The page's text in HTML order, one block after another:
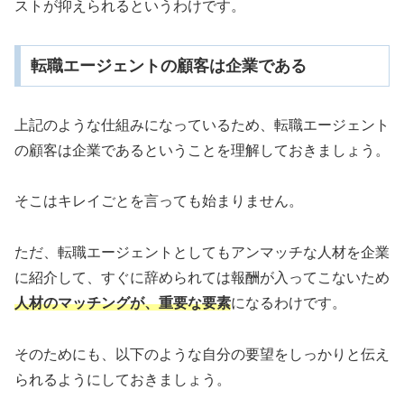
ストが抑えられるというわけです。
転職エージェントの顧客は企業である
上記のような仕組みになっているため、転職エージェント
の顧客は企業であるということを理解しておきましょう。
そこはキレイごとを言っても始まりません。
ただ、転職エージェントとしてもアンマッチな人材を企業
に紹介して、すぐに辞められては報酬が入ってこないため
人材のマッチングが、重要な要素になるわけです。
そのためにも、以下のような自分の要望をしっかりと伝え
られるようにしておきましょう。